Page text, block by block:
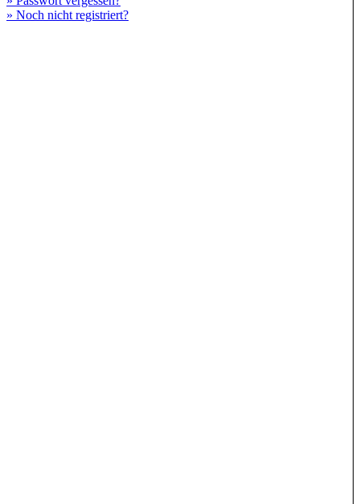
» Noch nicht registriert?